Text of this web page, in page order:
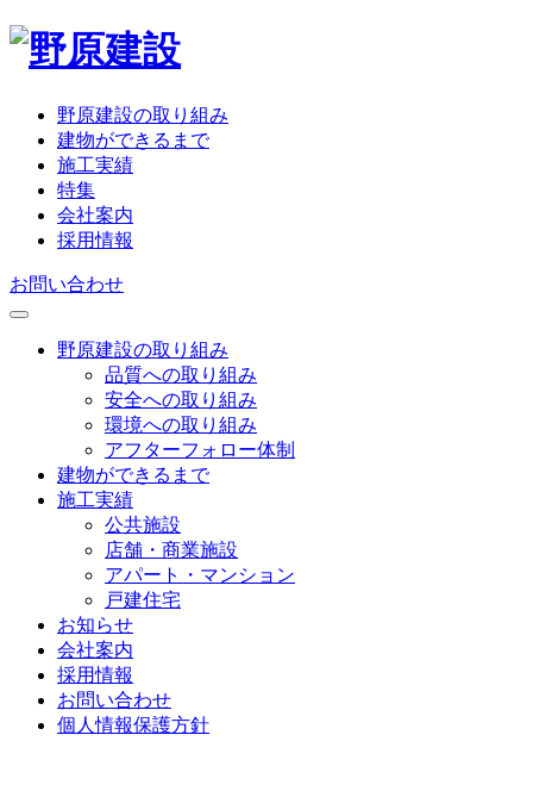
野原建設の取り組み
建物ができるまで
施工実績
特集
会社案内
採用情報
お問い合わせ
野原建設の取り組み
品質への取り組み
安全への取り組み
環境への取り組み
アフターフォロー体制
建物ができるまで
施工実績
公共施設
店舗・商業施設
アパート・マンション
戸建住宅
お知らせ
会社案内
採用情報
お問い合わせ
個人情報保護方針